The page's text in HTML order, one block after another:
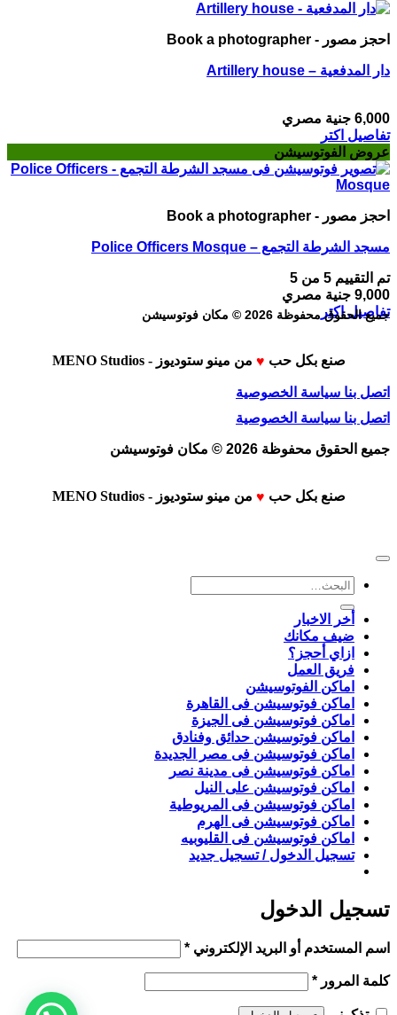
احجز مصور - Book a photographer
دار المدفعية – Artillery house
6,000 جنية مصري
تفاصيل اكتر
عروض الفوتوسيشن
احجز مصور - Book a photographer
مسجد الشرطة التجمع – Police Officers Mosque
تم التقييم 5 من 5
9,000 جنية مصري
تفاصيل اكتر
جميع الحقوق محفوظة 2026 © مكان فوتوسيشن
صنع بكل حب ♥ من مينو ستوديوز - MENO Studios
اتصل بنا سياسة الخصوصية
اتصل بنا سياسة الخصوصية
جميع الحقوق محفوظة 2026 © مكان فوتوسيشن
صنع بكل حب ♥ من مينو ستوديوز - MENO Studios
البحث
أخر الاخبار
ضيف مكانك
ازاي أحجز؟
فريق العمل
اماكن الفوتوسيشن
اماكن فوتوسيشن فى القاهرة
اماكن فوتوسيشن فى الجيزة
اماكن فوتوسيشن حدائق وفنادق
اماكن فوتوسيشن فى مصر الجديدة
اماكن فوتوسيشن فى مدينة نصر
اماكن فوتوسيشن على النيل
اماكن فوتوسيشن فى المريوطية
اماكن فوتوسيشن فى الهرم
اماكن فوتوسيشن فى القليوبيه
تسجيل الدخول / تسجيل جديد
تسجيل الدخول
اسم المستخدم أو البريد الإلكتروني *مطلوبة
كلمة المرور *مطلوبة